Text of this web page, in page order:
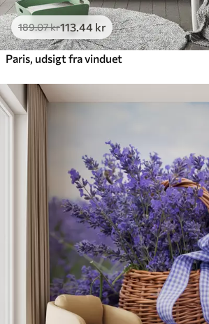
189.07kr113.44 kr
Paris, udsigt fra vinduet